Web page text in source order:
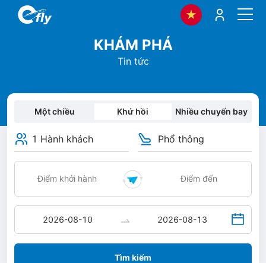
KHÁM PHÁ
Tin tức
Một chiều Khứ hồi Nhiều chuyến bay
1 Hành khách Phổ thông
Tìm kiếm